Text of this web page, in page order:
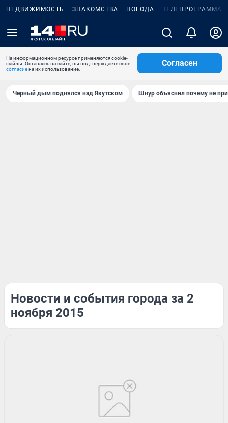
НЕДВИЖИМОСТЬ ЗНАКОМСТВА ПОГОДА ТЕЛЕПРОГРАММА
На информационном ресурсе применяются cookie-
файлы. Оставаясь на сайте, вы подтверждаете свое
согласиена их использование.
Согласен
Черный дым поднялся над Якутском Шнур объяснил почему не
Новости и события города за 2
ноября 2015